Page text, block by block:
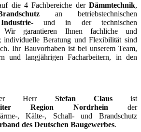
die 4 Fachbereiche der Dämmtechnik,
an betriebstechnischen
Industrie-und in der technischen
garantieren Ihnen fachliche und
individuelle Beratung und Flexibilität sind
Ihr Bauvorhaben ist bei unserem Team,
und langjährigen Facharbeitern, in den
Herr Stefan Clausist
Region Nordrhein der
, Kälte-, Schall- und Brandschutz
des Deutschen Baugewerbes.